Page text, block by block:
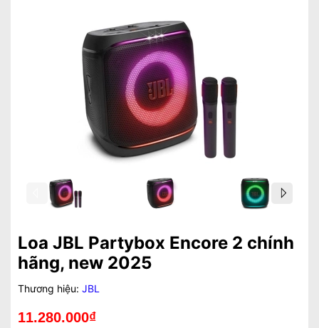
Loa JBL Partybox Encore 2 chính
hãng, new 2025
Thương hiệu: JBL
11.280.000₫